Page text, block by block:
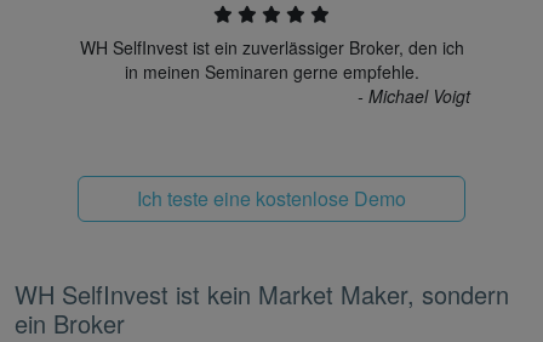
WH SelfInvest ist ein zuverlässiger Broker, den ich
in meinen Seminaren gerne empfehle.
- Michael Voigt
Ich teste eine kostenlose Demo
WH SelfInvest ist kein Market Maker, sondern
ein Broker